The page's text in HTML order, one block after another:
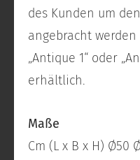
des Kunden um
angebracht
„Antique 1“ oder
erhältlich.
Maße
Cm (L x B x H) Ø50